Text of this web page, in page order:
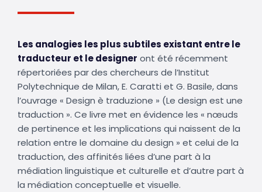
Les analogies les plus subtiles existant entre le
traducteur et le designer ont été récemment
répertoriées par des chercheurs de l’Institut
Polytechnique de Milan, E. Caratti et G. Basile, dans
l’ouvrage « Design è traduzione » (Le design est une
traduction ». Ce livre met en évidence les « nœuds
de pertinence et les implications qui naissent de la
relation entre le domaine du design » et celui de la
traduction, des affinités liées d’une part à la
médiation linguistique et culturelle et d’autre part à
la médiation conceptuelle et visuelle.